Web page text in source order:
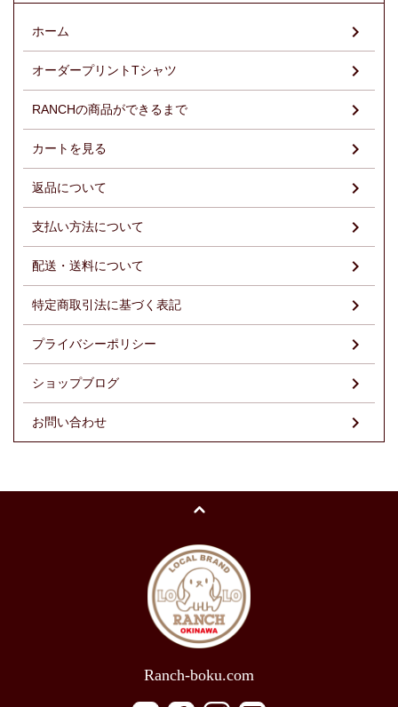
ホーム
オーダープリントTシャツ
RANCHの商品ができるまで
カートを見る
返品について
支払い方法について
配送・送料について
特定商取引法に基づく表記
プライバシーポリシー
ショップブログ
お問い合わせ
Ranch-boku.com